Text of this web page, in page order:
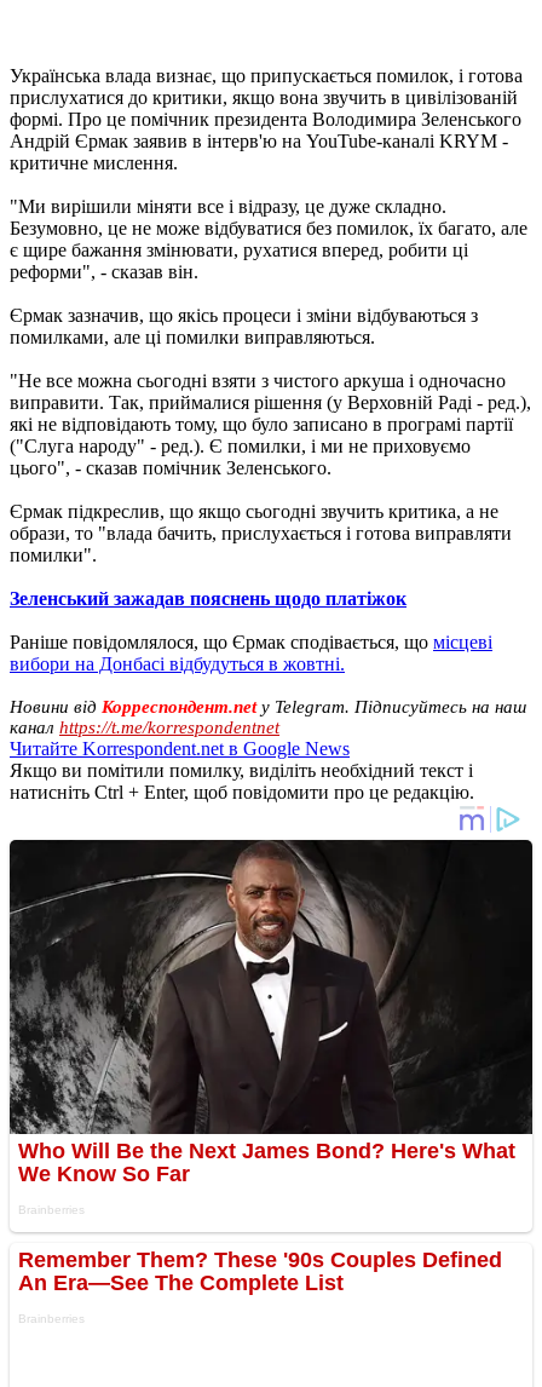
Українська влада визнає, що припускається помилок, і готова
прислухатися до критики, якщо вона звучить в цивілізованій
формі. Про це помічник президента Володимира Зеленського
Андрій Єрмак заявив в інтерв'ю на YouTube-каналі KRYM -
критичне мислення.
"Ми вирішили міняти все і відразу, це дуже складно.
Безумовно, це не може відбуватися без помилок, їх багато, але
є щире бажання змінювати, рухатися вперед, робити ці
реформи", - сказав він.
Єрмак зазначив, що якісь процеси і зміни відбуваються з
помилками, але ці помилки виправляються.
"Не все можна сьогодні взяти з чистого аркуша і одночасно
виправити. Так, приймалися рішення (у Верховній Раді - ред.),
які не відповідають тому, що було записано в програмі партії
("Слуга народу" - ред.). Є помилки, і ми не приховуємо
цього", - сказав помічник Зеленського.
Єрмак підкреслив, що якщо сьогодні звучить критика, а не
образи, то "влада бачить, прислухається і готова виправляти
помилки".
Зеленський зажадав пояснень щодо платіжок
Раніше повідомлялося, що Єрмак сподівається, що місцеві
вибори на Донбасі відбудуться в жовтні.
Новини від Корреспондент.net у Telegram. Підписуйтесь на наш
канал https://t.me/korrespondentnet
Читайте Korrespondent.net в Google News
Якщо ви помітили помилку, виділіть необхідний текст і
натисніть Ctrl + Enter, щоб повідомити про це редакцію.